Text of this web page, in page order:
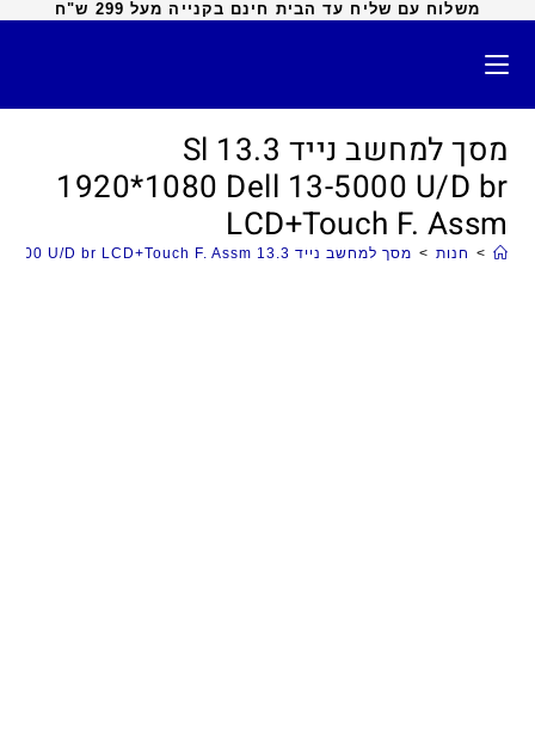
משלוח עם שליח עד הבית חינם בקנייה מעל 299 ש"ח
מסך למחשב נייד 13.3 Sl
1920*1080 Dell 13-5000 U/D br
LCD+Touch F. Assm
> חנות > מסך למחשב נייד 13.3 Sl 1920*1080 Dell 13-5000 U/D br LCD+Touch F. Assm